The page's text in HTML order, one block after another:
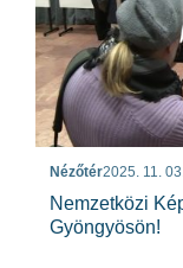
Nézőtér2025. 11.
Nemzetközi
Gyöngyösön!